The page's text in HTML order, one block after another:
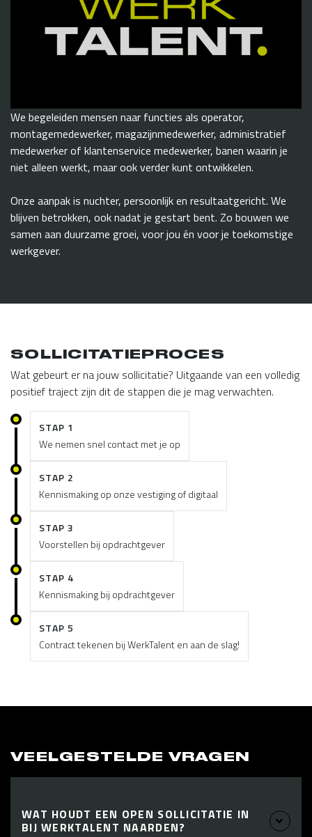
We begeleiden mensen naar functies als operator,
montagemedewerker, magazijnmedewerker, administratief
medewerker of klantenservice medewerker, banen waarin je
niet alleen werkt, maar ook verder kunt ontwikkelen.
Onze aanpak is nuchter, persoonlijk en resultaatgericht. We
blijven betrokken, ook nadat je gestart bent. Zo bouwen we
samen aan duurzame groei, voor jou én voor je toekomstige
werkgever.
SOLLICITATIEPROCES
Wat gebeurt er na jouw sollicitatie? Uitgaande van een volledig
positief traject zijn dit de stappen die je mag verwachten.
STAP 1
We nemen snel contact met je op
STAP 2
Kennismaking op onze vestiging of digitaal
STAP 3
Voorstellen bij opdrachtgever
STAP 4
Kennismaking bij opdrachtgever
STAP 5
Contract tekenen bij WerkTalent en aan de slag!
VEELGESTELDE VRAGEN
WAT HOUDT EEN OPEN SOLLICITATIE IN
BIJ WERKTALENT NAARDEN?